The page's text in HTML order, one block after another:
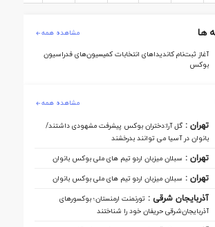
ها مشاهده همه
آغاز ثبت‌نام کاندیداهای انتخابات کمیسیون‌های فدراسیون
بوکس
مشاهده همه
تهران : گل آرا:دختران بوکس پیشرفت مشهودی داشتند/
بانوان در آسیا می توانند بدرخشند
تهران : سبلان میزبان اردو تیم های ملی بوکس بانوان
تهران : سبلان میزبان اردو تیم های ملی بوکس بانوان
آذربایجان شرقی : تورنمنت ارمنستان؛ بوکسورهای
آذربایجان‌شرقی حریفان خود را شناختند